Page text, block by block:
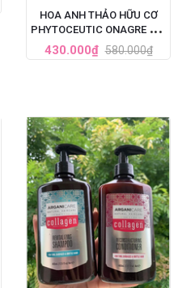
HOA ANH THẢO HỮU CƠ
PHYTOCEUTIC ONAGRE BIO
90 VIÊN CỦA PHÁP
430.000₫ 580.000₫